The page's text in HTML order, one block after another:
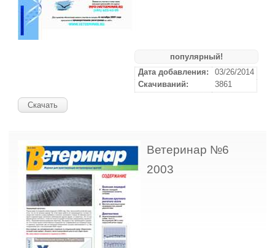
популярный!
Дата добавления:
03/26/2014
Скачиваний:
3861
Скачать
Ветеринар №6
2003